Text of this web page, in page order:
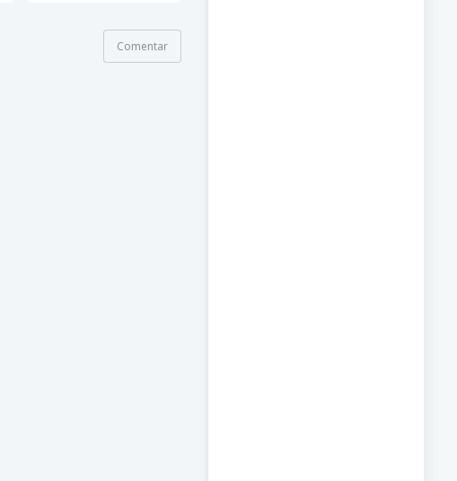
Comentar